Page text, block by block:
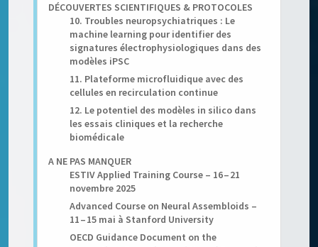
DÉCOUVERTES SCIENTIFIQUES & PROTOCOLES
10. Troubles neuropsychiatriques : Le
machine learning pour identifier des
signatures électrophysiologiques dans des
modèles iPSC
11. Plateforme microfluidique avec des
cellules en recirculation continue
12. Le potentiel des modèles in silico dans
les essais cliniques et la recherche
biomédicale
A NE PAS MANQUER
ESTIV Applied Training Course – 16 – 21
novembre 2025
Advanced Course on Neural Assembloids –
11 – 15 mai à Stanford University
OECD Guidance Document on the